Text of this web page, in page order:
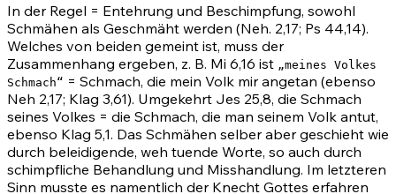
In der Regel = Entehrung und Beschimpfung, sowohl
Schmähen als Geschmäht werden (Neh. 2,17; Ps 44,14).
Welches von beiden gemeint ist, muss der
Zusammenhang ergeben, z. B. Mi 6,16 ist „meines Volkes
Schmach“ = Schmach, die mein Volk mir angetan (ebenso
Neh 2,17; Klag 3,61). Umgekehrt Jes 25,8, die Schmach
seines Volkes = die Schmach, die man seinem Volk antut,
ebenso Klag 5,1. Das Schmähen selber aber geschieht wie
durch beleidigende, weh tuende Worte, so auch durch
schimpfliche Behandlung und Misshandlung. Im letzteren
Sinn musste es namentlich der Knecht Gottes erfahren